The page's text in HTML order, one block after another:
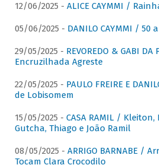
12/06/2025 - ALICE CAYMMI /
05/06/2025 - DANILO CAYMMI / 50
29/05/2025 - REVOREDO & GABI DA
Encruzilhada Agreste
22/05/2025 - PAULO FREIRE E
de Lobisomem
15/05/2025 - CASA RAMIL / Kleiton,
Gutcha, Thiago e João Ramil
08/05/2025 - ARRIGO BARNABE /
Tocam Clara Crocodilo